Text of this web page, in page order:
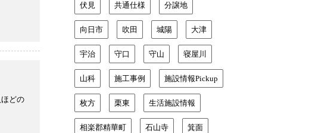
どの
伏見 共通仕様 分譲地
向日市 吹田 城陽 大津
宇治 守口 守山 寝屋川
山科 施工事例 施設情報Pickup
枚方 栗東 生活施設情報
相楽郡精華町 石山寺 箕面